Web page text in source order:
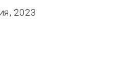
2023